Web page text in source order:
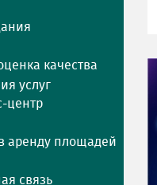
качества
услуг
центр
аренду площадей
связь